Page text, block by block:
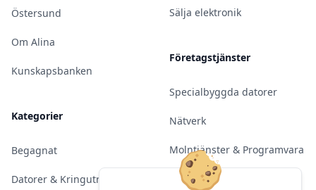
Östersund
Om Alina
Kunskapsbanken
Kategorier
Begagnat
Datorer & Kringutrustning
Sälja elektronik
Företagstjänster
Specialbyggda datorer
Nätverk
Molntjänster & Programvara
Server & Backup